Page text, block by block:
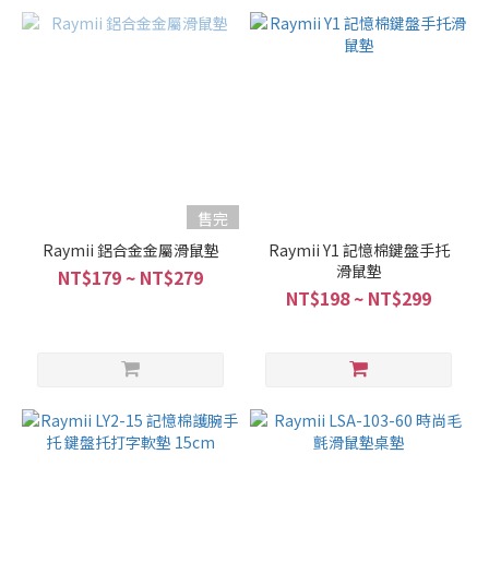
售完
Raymii 鋁合金金屬滑鼠墊
NT$179 ~ NT$279
Raymii Y1 記憶棉鍵盤手托
滑鼠墊
NT$198 ~ NT$299